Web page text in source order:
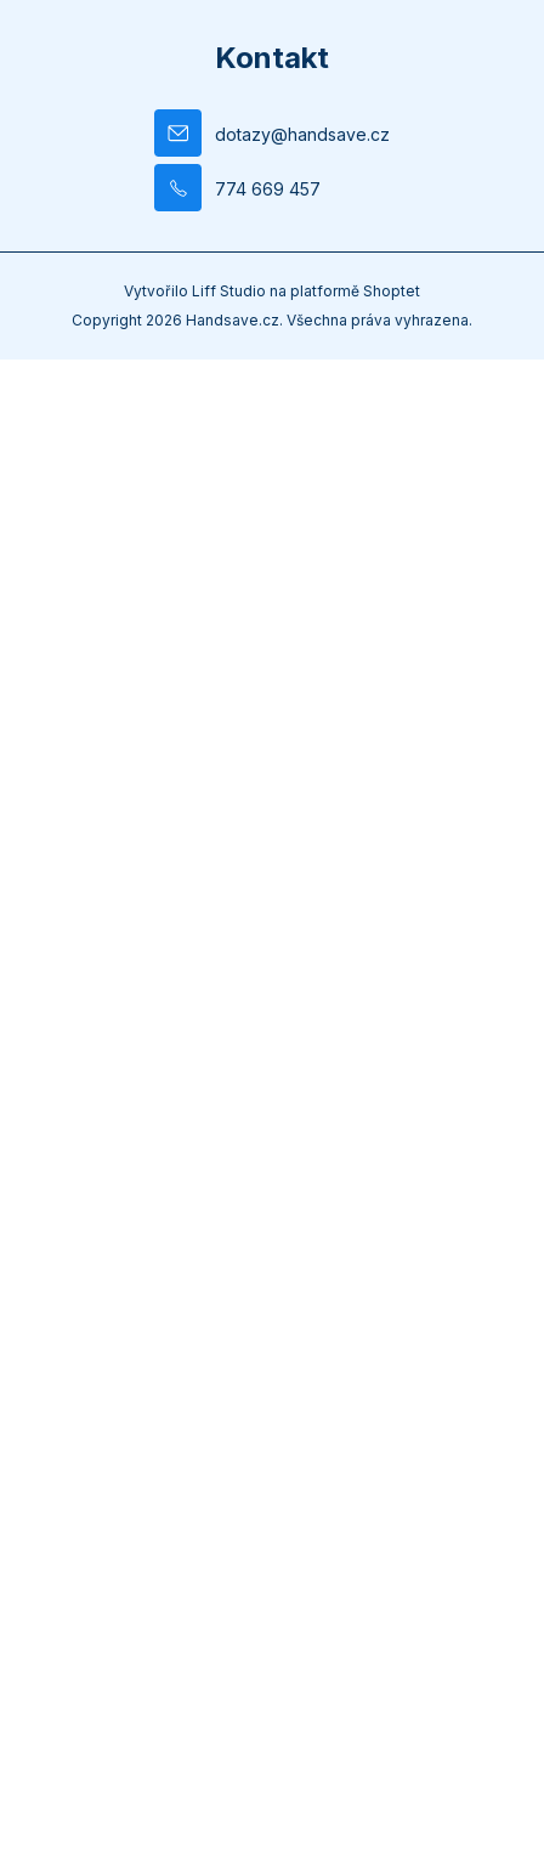
Kontakt
dotazy@handsave.cz
774 669 457
Vytvořilo Liff Studio na platformě Shoptet
Copyright 2026 Handsave.cz. Všechna práva vyhrazena.